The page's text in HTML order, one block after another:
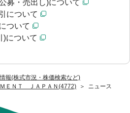
報(株式市況・株価検索など)
ＥＮＴ ＪＡＰＡＮ(4772)
ニュース
募・売出し)について
について
ついて
)について